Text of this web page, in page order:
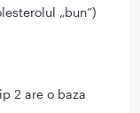
„bun”)
2 are o baza